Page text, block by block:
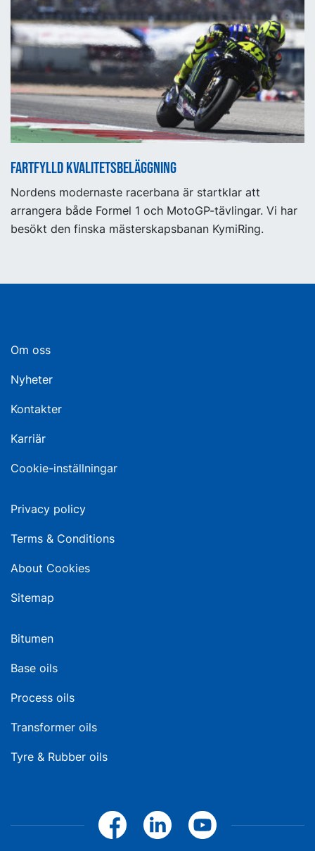
Fartfylld kvalitetsbeläggning
Nordens modernaste racerbana är startklar att
arrangera både Formel 1 och MotoGP-tävlingar. Vi har
besökt den finska mästerskapsbanan KymiRing.
Om oss
Nyheter
Kontakter
Karriär
Cookie-inställningar
Privacy policy
Terms & Conditions
About Cookies
Sitemap
Bitumen
Base oils
Process oils
Transformer oils
Tyre & Rubber oils